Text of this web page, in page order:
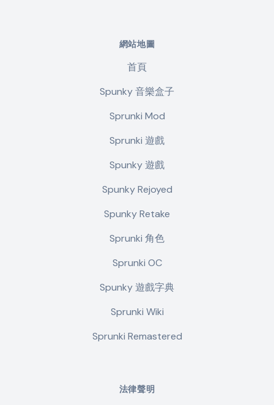
網站地圖
首頁
Spunky 音樂盒子
Sprunki Mod
Sprunki 遊戲
Spunky 遊戲
Spunky Rejoyed
Spunky Retake
Sprunki 角色
Sprunki OC
Spunky 遊戲字典
Sprunki Wiki
Sprunki Remastered
法律聲明